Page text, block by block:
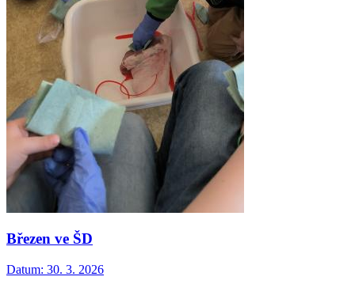
Březen ve ŠD
Datum: 30. 3. 2026